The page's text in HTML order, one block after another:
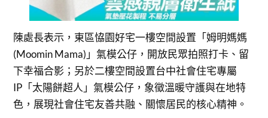
陳處長表示，東區恊園好宅一樓空間設置「姆明媽媽
(Moomin Mama)」氣模公仔，開放民眾拍照打卡、留
下幸福合影；另於二樓空間設置台中社會住宅專屬
IP「太陽餅超人」氣模公仔，象徵溫暖守護與在地特
色，展現社會住宅友善共融、關懷居民的核心精神。